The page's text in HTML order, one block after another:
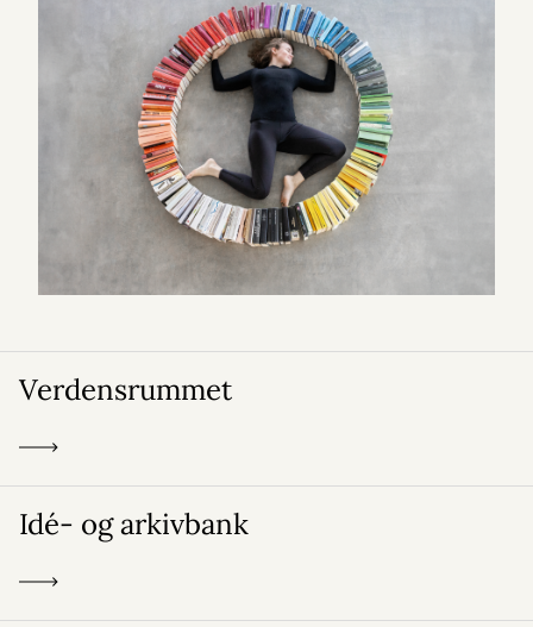
Verdensrummet
Idé- og arkivbank